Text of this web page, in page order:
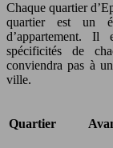
Chaque quartier
quartier est un
d’appartement.
spécificités de
conviendra pas à
ville.
Quartier